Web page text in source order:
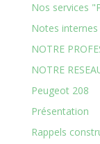
Nos services
Notes internes
NOTRE
NOTRE
Peugeot 208
Présentation
Rappels